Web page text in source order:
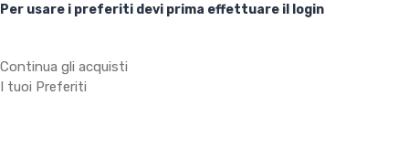
Per usare i preferiti devi prima effettuare il login
Continua gli acquisti
I tuoi Preferiti